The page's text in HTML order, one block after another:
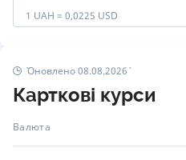
1 UAH = 0,0225 USD
Оновлено 08.08.2026
Карткові курси
Валюта